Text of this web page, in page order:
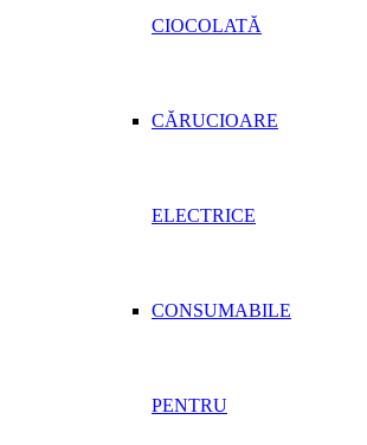
CIOCOLATĂ
CĂRUCIOARE
ELECTRICE
CONSUMABILE
PENTRU